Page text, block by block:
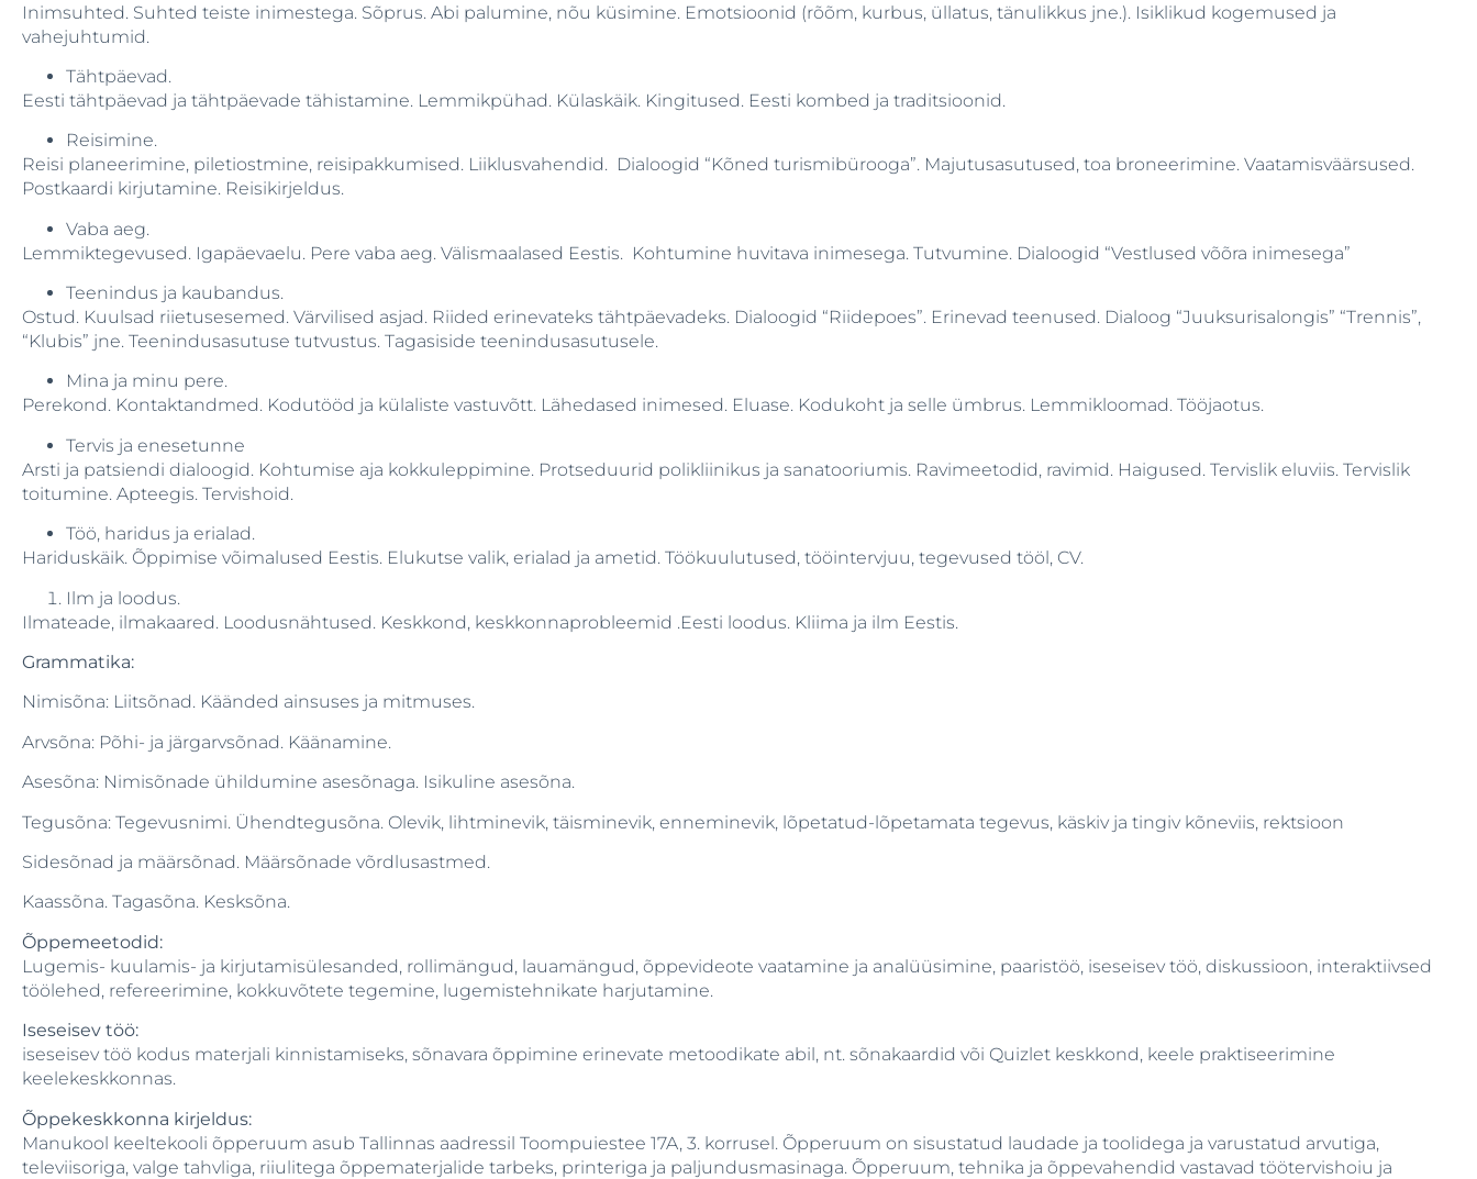
Inimsuhted. Suhted teiste inimestega. Sõprus. Abi palumine, nõu küsimine. Emotsioonid (rõõm, kurbus, üllatus, tänulikkus jne.). Isiklikud kogemused ja
vahejuhtumid.
Tähtpäevad.
Eesti tähtpäevad ja tähtpäevade tähistamine. Lemmikpühad. Külaskäik. Kingitused. Eesti kombed ja traditsioonid.
Reisimine.
Reisi planeerimine, piletiostmine, reisipakkumised. Liiklusvahendid. Dialoogid “Kõned turismibürooga”. Majutusasutused, toa broneerimine. Vaatamisväärsused.
Postkaardi kirjutamine. Reisikirjeldus.
Vaba aeg.
Lemmiktegevused. Igapäevaelu. Pere vaba aeg. Välismaalased Eestis. Kohtumine huvitava inimesega. Tutvumine. Dialoogid “Vestlused võõra inimesega”
Teenindus ja kaubandus.
Ostud. Kuulsad riietusesemed. Värvilised asjad. Riided erinevateks tähtpäevadeks. Dialoogid “Riidepoes”. Erinevad teenused. Dialoog “Juuksurisalongis” “Trennis”,
“Klubis” jne. Teenindusasutuse tutvustus. Tagasiside teenindusasutusele.
Mina ja minu pere.
Perekond. Kontaktandmed. Kodutööd ja külaliste vastuvõtt. Lähedased inimesed. Eluase. Kodukoht ja selle ümbrus. Lemmikloomad. Tööjaotus.
Tervis ja enesetunne
Arsti ja patsiendi dialoogid. Kohtumise aja kokkuleppimine. Protseduurid polikliinikus ja sanatooriumis. Ravimeetodid, ravimid. Haigused. Tervislik eluviis. Tervislik
toitumine. Apteegis. Tervishoid.
Töö, haridus ja erialad.
Hariduskäik. Õppimise võimalused Eestis. Elukutse valik, erialad ja ametid. Töökuulutused, tööintervjuu, tegevused tööl, CV.
Ilm ja loodus.
Ilmateade, ilmakaared. Loodusnähtused. Keskkond, keskkonnaprobleemid .Eesti loodus. Kliima ja ilm Eestis.
Grammatika:
Nimisõna: Liitsõnad. Käänded ainsuses ja mitmuses.
Arvsõna: Põhi- ja järgarvsõnad. Käänamine.
Asesõna: Nimisõnade ühildumine asesõnaga. Isikuline asesõna.
Tegusõna: Tegevusnimi. Ühendtegusõna. Olevik, lihtminevik, täisminevik, enneminevik, lõpetatud-lõpetamata tegevus, käskiv ja tingiv kõneviis, rektsioon
Sidesõnad ja määrsõnad. Määrsõnade võrdlusastmed.
Kaassõna. Tagasõna. Kesksõna.
Õppemeetodid:
Lugemis- kuulamis- ja kirjutamisülesanded, rollimängud, lauamängud, õppevideote vaatamine ja analüüsimine, paaristöö, iseseisev töö, diskussioon, interaktiivsed
töölehed, refereerimine, kokkuvõtete tegemine, lugemistehnikate harjutamine.
Iseseisev töö:
iseseisev töö kodus materjali kinnistamiseks, sõnavara õppimine erinevate metoodikate abil, nt. sõnakaardid või Quizlet keskkond, keele praktiseerimine
keelekeskkonnas.
Õppekeskkonna kirjeldus:
Manukool keeltekooli õpperuum asub Tallinnas aadressil Toompuiestee 17A, 3. korrusel. Õpperuum on sisustatud laudade ja toolidega ja varustatud arvutiga,
televiisoriga, valge tahvliga, riiulitega õppematerjalide tarbeks, printeriga ja paljundusmasinaga. Õpperuum, tehnika ja õppevahendid vastavad töötervishoiu ja